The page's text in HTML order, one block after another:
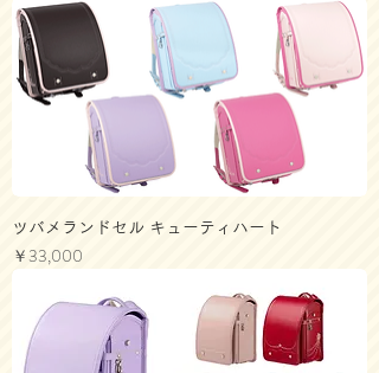
ツバメランドセル キューティハート
価格
￥33,000